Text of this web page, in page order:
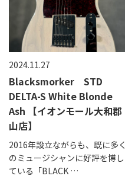
2024.11.27
Blacksmorker STD
DELTA-S White Blonde
Ash 【イオンモール大和郡
山店】
2016年設立ながらも、既に多く
のミュージシャンに好評を博し
ている「BLACK …